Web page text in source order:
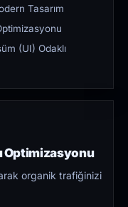
Tasarım
(UI) Odaklı
Optimizasyonu
organik trafiğinizi